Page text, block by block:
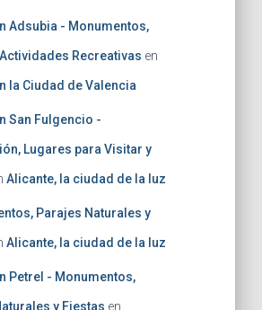
Adsubia - Monumentos,
Recreativas en
la Ciudad de Valencia
San Fulgencio -
Lugares para Visitar y
Alicante, la ciudad de la luz
Parajes Naturales y
Alicante, la ciudad de la luz
Petrel - Monumentos,
y Fiestas en